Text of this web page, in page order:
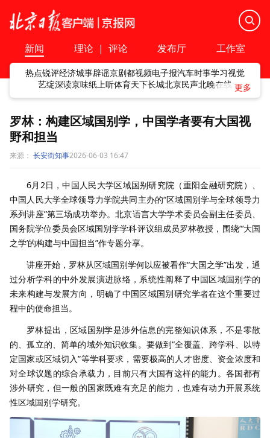
新闻 理论 | 评论 发布厅 工作室
热点锐评经济城事辟谣京剧都视频电子报汽车时事学习视觉
艺绽深读京味纸上听体育天下长城北京民声北晚在线
罗林：构建区域国别学，中国学者要有大国视
野和担当
来源： 长安街知事2026-06-03 16:47
6月2日，中国人民大学区域国别研究院（重阳金融研究院）、
中国人民大学全球领导力学院共同主办的“区域国别学与全球领导力
系列讲座”第三场成功举办。北京语言大学学术委员会副主任委员、
国务院学位委员会区域国别学学科评议组成员罗林教授，围绕“‘大国
之学’的构建与中国担当”作专题分享。
讲座开始，罗林从区域国别学何以应被看作“大国之学”出发，通
过分析学科的中外发展演进脉络，系统性阐释了中国区域国别学的
未来构建与发展方向，明确了中国区域国别研究学者在这个重要过
程中的使命担当。
罗林提出，区域国别学是涉外信息的完整知识体系，不是零散
的、孤立的、简单的域外知识收集。要做到“全覆盖、跨学科、以特
定国家或区域切入”等学科要求，需要极高的人才密度、资金浓度和
对全球议题的综合承载力，目前只有大国有这样的能力。各国都有
涉外研究，但一般的国家既难有充足的能力，也难有动力开展系统
性区域国别学研究。